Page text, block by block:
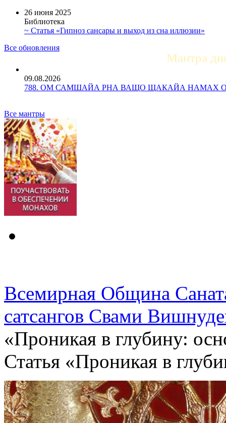
26 июня 2025
Библиотека
~ Статья «Гипноз сансары и выход из сна иллюзии»
Все обновления
Мантра
09.08.2026
788. ОМ САМШАЙА РНА ВАЩО ЩАКАЙА НАМАХ ОМ
Все мантры
Всемирная Община
сатсангов Свами
«Проникая в глубину:
Статья «Проникая в